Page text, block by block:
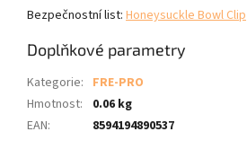
Bezpečnostní list: Honeysuckle Bowl Clip
Doplňkové parametry
Kategorie: FRE-PRO
Hmotnost:
0.06 kg
EAN: 8594194890537